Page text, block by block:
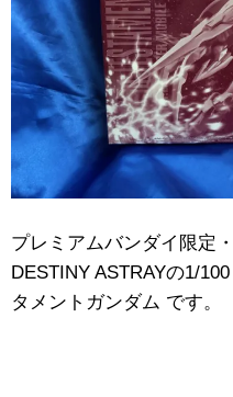
プレミアムバンダイ限定
DESTINY ​ASTRAYの1/
タメントガンダム です。